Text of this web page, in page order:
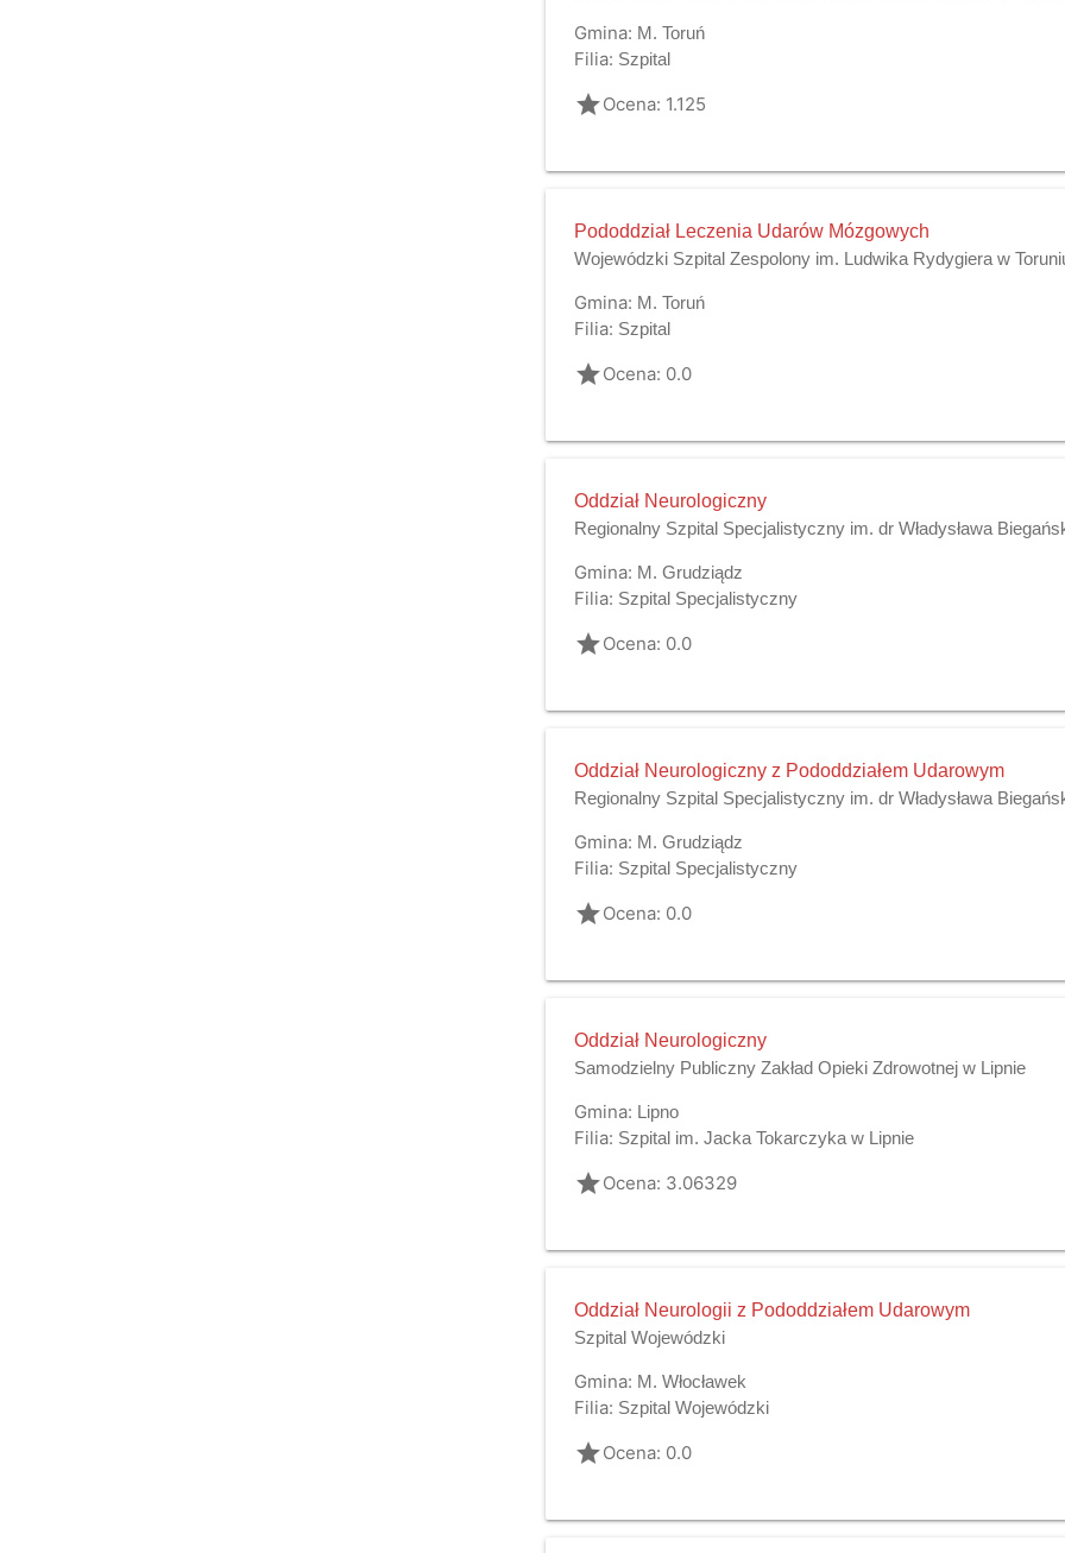
Gmina: M. Toruń
Filia: Szpital
gradeOcena: 1.125
Pododdział Leczenia Udarów Mózgowych
Wojewódzki Szpital Zespolony im. Ludwika Rydygiera w
Gmina: M. Toruń
Filia: Szpital
gradeOcena: 0.0
Oddział Neurologiczny
Regionalny Szpital Specjalistyczny im. dr Władysława
Gmina: M. Grudziądz
Filia: Szpital Specjalistyczny
gradeOcena: 0.0
Oddział Neurologiczny z Pododdziałem Udarowym
Regionalny Szpital Specjalistyczny im. dr Władysława
Gmina: M. Grudziądz
Filia: Szpital Specjalistyczny
gradeOcena: 0.0
Oddział Neurologiczny
Samodzielny Publiczny Zakład Opieki Zdrowotnej w Lipnie
Gmina: Lipno
Filia: Szpital im. Jacka Tokarczyka w Lipnie
gradeOcena: 3.06329
Oddział Neurologii z Pododdziałem Udarowym
Szpital Wojewódzki
Gmina: M. Włocławek
Filia: Szpital Wojewódzki
gradeOcena: 0.0